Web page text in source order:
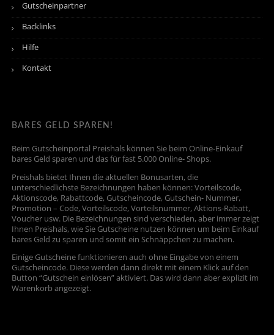
Gutscheinpartner
Backlinks
Hilfe
Kontakt
BARES GELD SPAREN!
Beim Gutscheinportal Preishals können Sie beim Online-Einkauf
bares Geld sparen und das für fast 5.000 Online- Shops.
Preishals bietet Ihnen die aktuellen Bonusarten, die
unterschiedlichste Bezeichnungen haben können: Vorteilscode,
Aktionscode, Rabattcode, Gutscheincode, Gutschein- Nummer,
Promotion – Code, Vorteilscode, Vorteilsnummer, Aktions-Rabatt,
Voucher usw. Die Bezeichnungen sind verschieden, aber immer zeigt
Ihnen Preishals, wie Sie Gutscheine nutzen können um beim Einkauf
bares Geld zu sparen und somit ein Schnäppchen zu machen.
Einige Gutscheine funktionieren auch ohne Eingabe von einem
Gutscheincode. Diese werden dann direkt mit einem Klick auf den
Button “Gutschein einlösen” aktiviert. Das wird dann aber explizit im
Warenkorb angezeigt.